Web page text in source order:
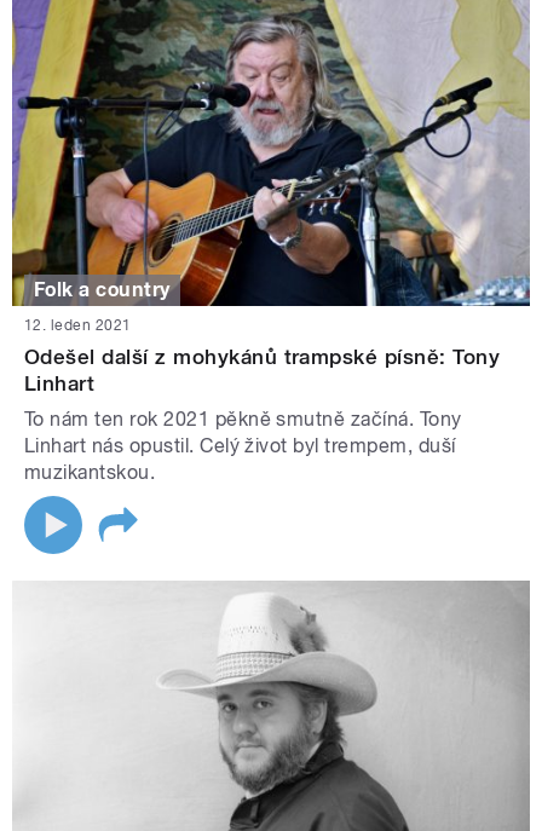
Folk a country
12. leden 2021
Odešel další z mohykánů trampské písně: Tony
Linhart
To nám ten rok 2021 pěkně smutně začíná. Tony
Linhart nás opustil. Celý život byl trempem, duší
muzikantskou.